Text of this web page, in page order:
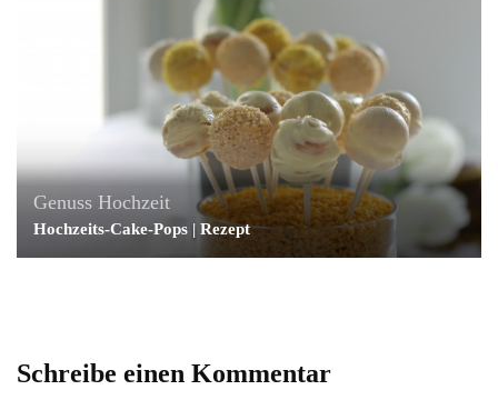
Genuss Hochzeit
Hochzeits-Cake-Pops | Rezept
Schreibe einen Kommentar